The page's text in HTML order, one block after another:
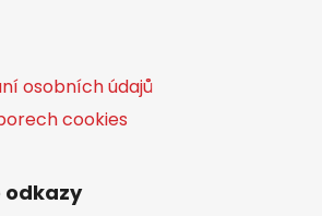
osobních údajů
cookies
odkazy